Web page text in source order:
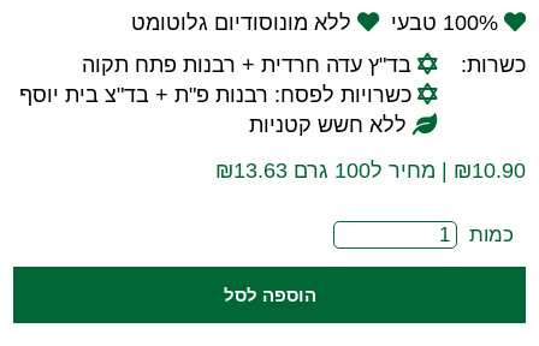
100% טבעי
ללא מונוסודיום גלוטומט
כשרות:
בד"ץ עדה חרדית + רבנות פתח תקוה
כשרויות לפסח: רבנות פ"ת + בד"צ בית יוסף
ללא חשש קטניות
₪10.90 | מחיר ל100 גרם ₪13.63
כמות
הוספה לסל